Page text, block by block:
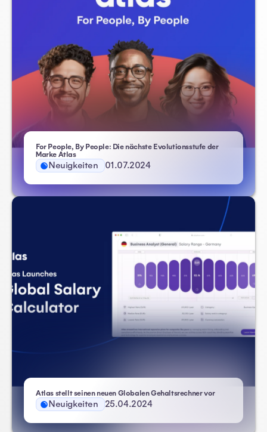
For People, By People: Die nächste Evolutionsstufe der
Marke Atlas
Neuigkeiten 01.07.2024
Atlas stellt seinen neuen Globalen Gehaltsrechner vor
Neuigkeiten 25.04.2024